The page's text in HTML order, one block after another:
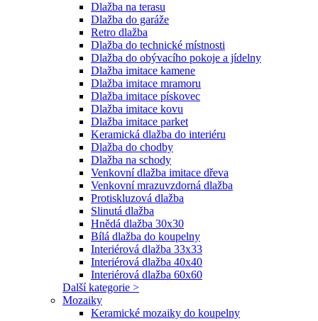
Dlažba na terasu
Dlažba do garáže
Retro dlažba
Dlažba do technické místnosti
Dlažba do obývacího pokoje a jídelny
Dlažba imitace kamene
Dlažba imitace mramoru
Dlažba imitace pískovec
Dlažba imitace kovu
Dlažba imitace parket
Keramická dlažba do interiéru
Dlažba do chodby
Dlažba na schody
Venkovní dlažba imitace dřeva
Venkovní mrazuvzdorná dlažba
Protiskluzová dlažba
Slinutá dlažba
Hnědá dlažba 30x30
Bílá dlažba do koupelny
Interiérová dlažba 33x33
Interiérová dlažba 40x40
Interiérová dlažba 60x60
Další kategorie >
Mozaiky
Keramické mozaiky do koupelny